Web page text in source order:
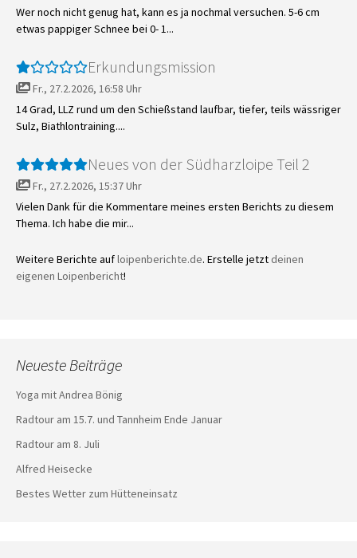
Wer noch nicht genug hat, kann es ja nochmal versuchen. 5-6 cm
etwas pappiger Schnee bei 0- 1...
Erkundungsmission
Fr., 27.2.2026, 16:58 Uhr
14 Grad, LLZ rund um den Schießstand laufbar, tiefer, teils wässriger
Sulz, Biathlontraining....
Neues von der Südharzloipe Teil 2
Fr., 27.2.2026, 15:37 Uhr
Vielen Dank für die Kommentare meines ersten Berichts zu diesem
Thema. Ich habe die mir...
Weitere Berichte aufloipenberichte.de. Erstelle jetzt deinen
eigenen Loipenbericht!
Neueste Beiträge
Yoga mit Andrea Bönig
Radtour am 15.7. und Tannheim Ende Januar
Radtour am 8. Juli
Alfred Heisecke
Bestes Wetter zum Hütteneinsatz